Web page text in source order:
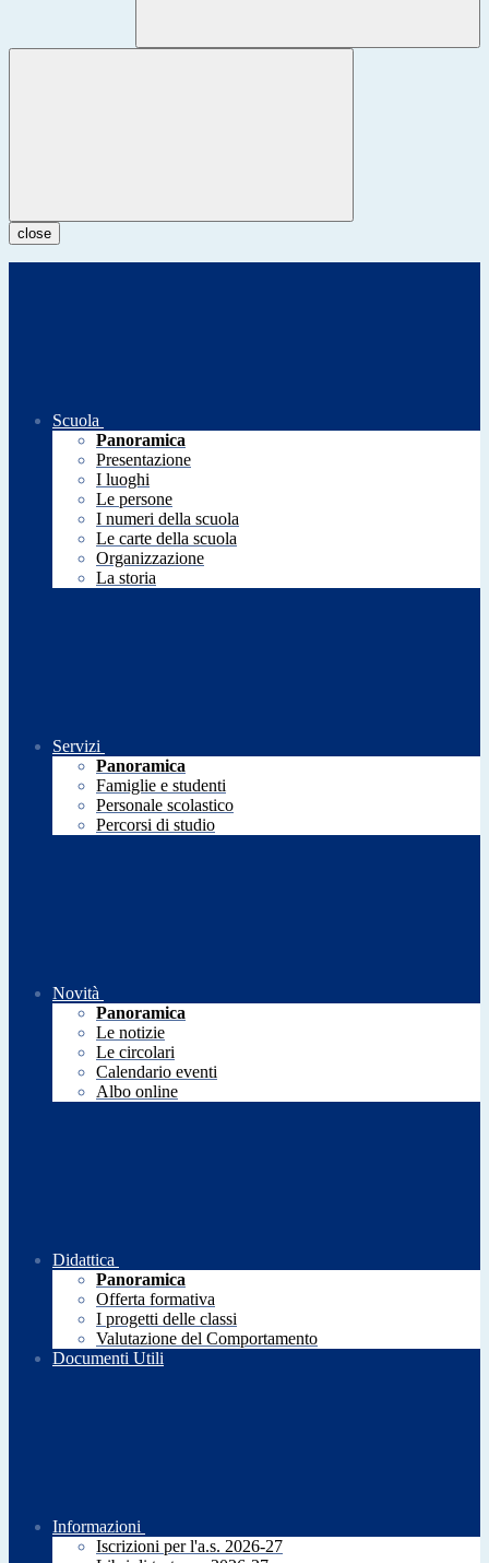
close
Scuola
Panoramica
Presentazione
I luoghi
Le persone
I numeri della scuola
Le carte della scuola
Organizzazione
La storia
Servizi
Panoramica
Famiglie e studenti
Personale scolastico
Percorsi di studio
Novità
Panoramica
Le notizie
Le circolari
Calendario eventi
Albo online
Didattica
Panoramica
Offerta formativa
I progetti delle classi
Valutazione del Comportamento
Documenti Utili
Informazioni
Iscrizioni per l'a.s. 2026-27